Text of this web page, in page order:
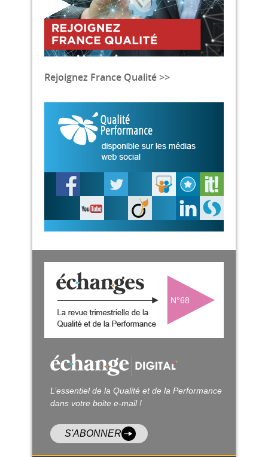
Rejoignez France Qualité >>
N°68
L’essentiel de la Qualité et de la Performance
dans votre boite e-mail !
S'ABONNER